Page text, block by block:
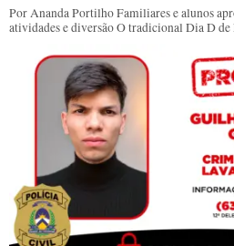
Por Ananda Portilho Familiares e alunos
atividades e diversão O tradicional Dia D